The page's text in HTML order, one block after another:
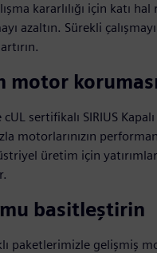
kararlılığı için katı
azaltın. Sürekli
motor
sertifikalı SIRIUS
motorlarınızın
üretim için
basitleştirin
paketlerimizle gelişmiş